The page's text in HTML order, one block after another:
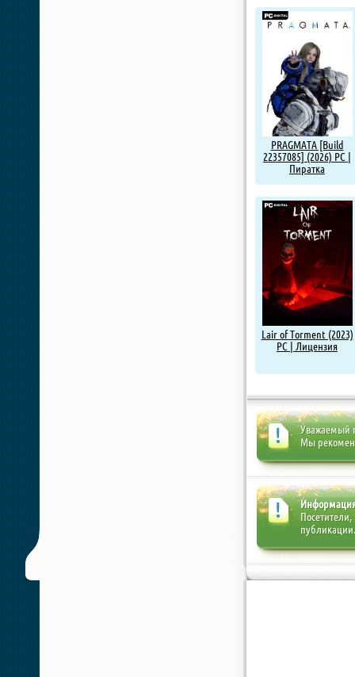
PRAGMATA [Build
22357085] (2026) PC |
Пиратка
Lair of Torment (2023)
PC | Лицензия
Уважаемый
Мы
публикации.